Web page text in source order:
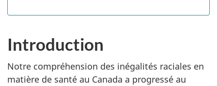
Introduction
Notre compréhension des inégalités raciales en
matière de santé au Canada a progressé au